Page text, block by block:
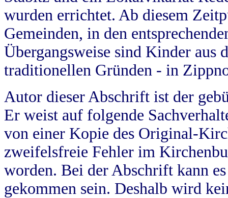
wurden errichtet. Ab diesem
Gemeinden, in den
Übergangsweise sind Kinder aus
traditionellen Gründen - in
Autor dieser Abschrift ist der
Er weist auf folgende
von einer Kopie des Original-
zweifelsfreie Fehler im
worden. Bei der Abschrift kann
gekommen sein. Deshalb wird